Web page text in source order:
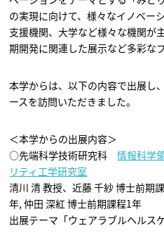
の実現に向けて、様々なイノベー
支援機関、大学など様々な機関が
期開発に関連した展示など多彩な
本学からは、以下の内容で出展し
ースを訪問いただきました。
＜本学からの出展内容＞
○先端科学技術研究科情報科学
リティ工学研究室
清川 清 教授、近藤 千紗 博士前期
年, 仲田 深紅 博士前期課程1年
出展テーマ「ウェアラブルヘルス